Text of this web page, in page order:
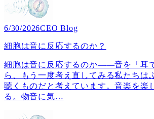
6/30/2026CEO Blog
細胞は音に反応するのか？
細胞は音に反応するのか――音を「耳
ら、もう一度考え直してみる私たちは
聴くものだと考えています。音楽を楽
る。物音に気…